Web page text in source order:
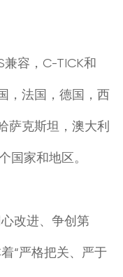
容，C-TICK和
，法国，德国，西
萨克斯坦，澳大利
国家和地区。
改进、争创第
“严格把关、严于